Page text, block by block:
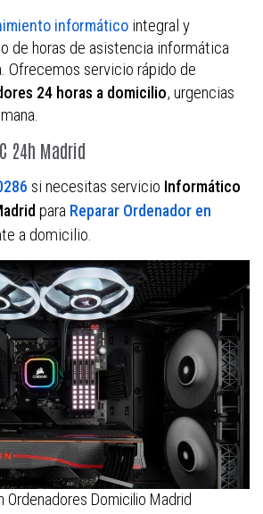
informático integral y
de horas de asistencia informática
Ofrecemos servicio rápido de
24 horas a domicilio, urgencias
24h Madrid
si necesitas servicio Informático
para Reparar Ordenador en
a domicilio.
Ordenadores Domicilio Madrid